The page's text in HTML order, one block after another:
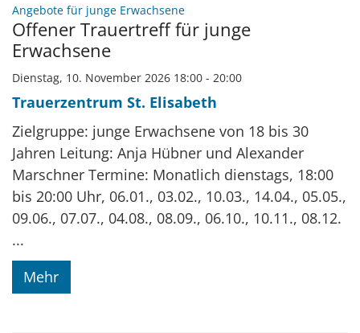
Angebote für junge Erwachsene:
Offener Trauertreff für junge
Erwachsene
Dienstag, 10. November 2026 18:00 - 20:00
Trauerzentrum St. Elisabeth
Zielgruppe: junge Erwachsene von 18 bis 30
Jahren Leitung: Anja Hübner und Alexander
Marschner Termine: Monatlich dienstags, 18:00
bis 20:00 Uhr, 06.01., 03.02., 10.03., 14.04., 05.05.,
09.06., 07.07., 04.08., 08.09., 06.10., 10.11., 08.12.
...
Mehr